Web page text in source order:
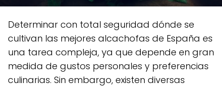
Determinar con total seguridad dónde se
cultivan las mejores alcachofas de España es
una tarea compleja, ya que depende en gran
medida de gustos personales y preferencias
culinarias. Sin embargo, existen diversas